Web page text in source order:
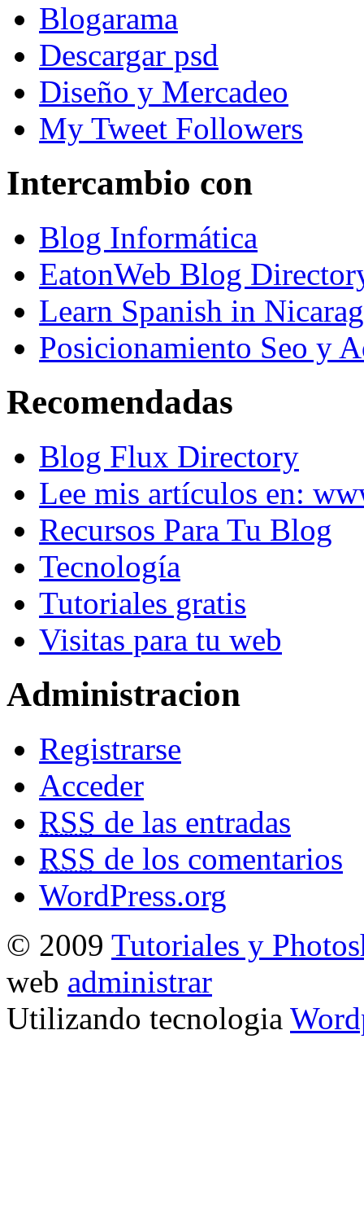
Blogarama
Descargar psd
Diseño y Mercadeo
My Tweet Followers
Intercambio con
Blog Informática
EatonWeb Blog
Learn Spanish in
Posicionamiento Seo y
Recomendadas
Blog Flux Directory
Lee mis artículos en:
Recursos Para Tu Blog
Tecnología
Tutoriales gratis
Visitas para tu web
Administracion
Registrarse
Acceder
RSS de las entradas
RSS de los comentarios
WordPress.org
© 2009 Tutoriales y
web administrar
Utilizando tecnologia